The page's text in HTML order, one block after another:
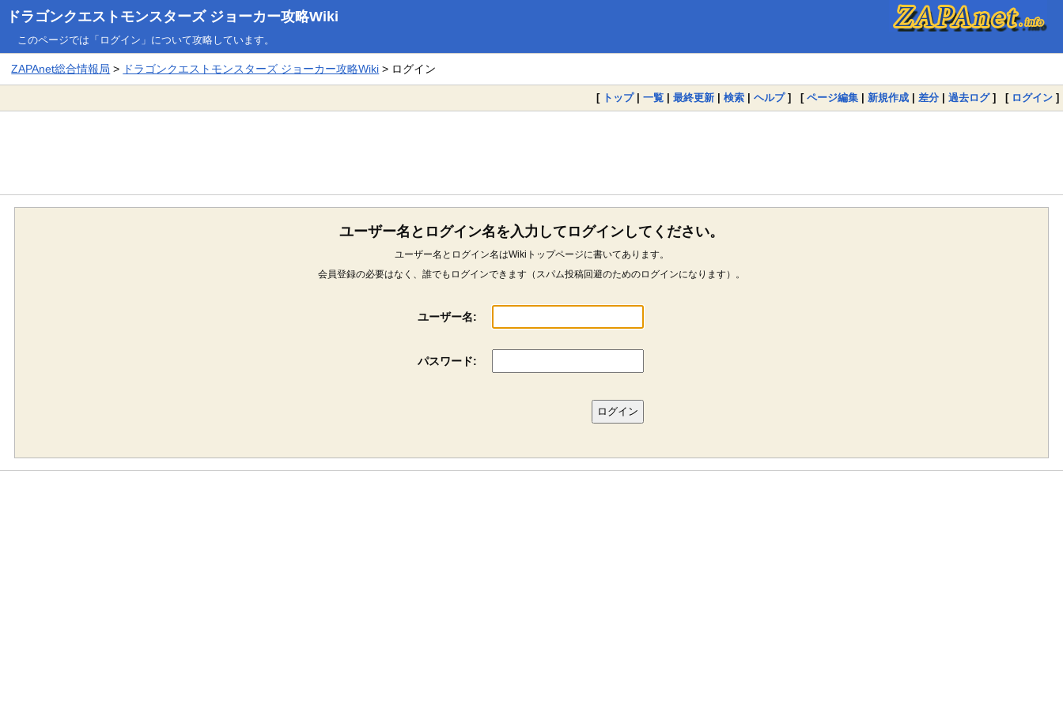
ドラゴンクエストモンスターズ ジョーカー攻略Wiki
このページでは「ログイン」について攻略しています。
ZAPAnet総合情報局 > ドラゴンクエストモンスターズ ジョーカー攻略Wiki > ログイン
[ トップ| 一覧 | 最終更新 | 検索 | ヘルプ] [ ページ編集 | 新規作成 | 差分 | 過去ログ] [ ログイン ]
ユーザー名とログイン名を入力してログインしてください。
ユーザー名とログイン名はWikiトップページに書いてあります。
会員登録の必要はなく、誰でもログインできます（スパム投稿回避のためのログインになります）。
ユーザー名:
パスワード: